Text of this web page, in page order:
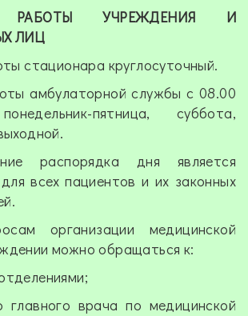
УЧРЕЖДЕНИЯ И
ЛИЦ
стационара круглосуточный.
амбулаторной службы с 08.00
пятница, суббота,
распорядка дня является
всех пациентов и их законных
организации медицинской
можно обращаться к:
главного врача по медицинской